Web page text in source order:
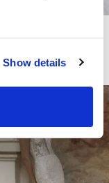
Show details
TERESA